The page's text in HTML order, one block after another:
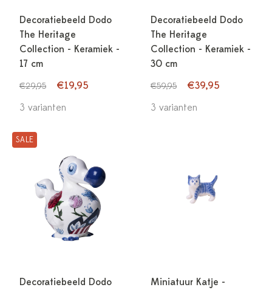
Decoratiebeeld Dodo
The Heritage
Collection - Keramiek -
17 cm
€29,95
€19,95
3 varianten
Decoratiebeeld Dodo
The Heritage
Collection - Keramiek -
30 cm
€59,95
€39,95
3 varianten
SALE
Decoratiebeeld Dodo
Miniatuur Katje -